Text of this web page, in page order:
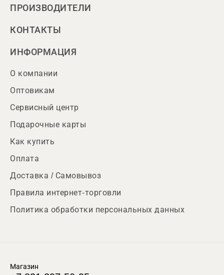
ПРОИЗВОДИТЕЛИ
КОНТАКТЫ
ИНФОРМАЦИЯ
О компании
Оптовикам
Сервисный центр
Подарочные карты
Как купить
Оплата
Доставка / Самовывоз
Правила интернет-торговли
Политика обработки персональных данных
Магазин